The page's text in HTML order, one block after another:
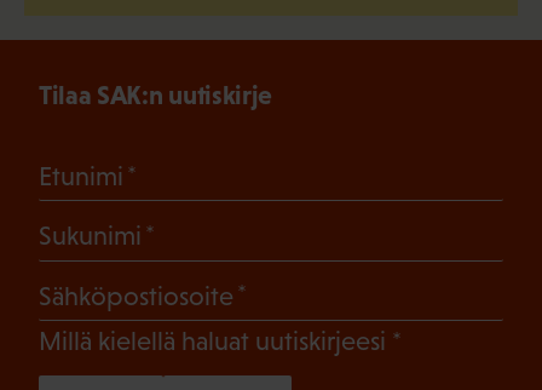
Tilaa SAK:n uutiskirje
Etunimi
Sukunimi
Sähköpostiosoite
Millä kielellä haluat uutiskirjeesi (Pakollinen)